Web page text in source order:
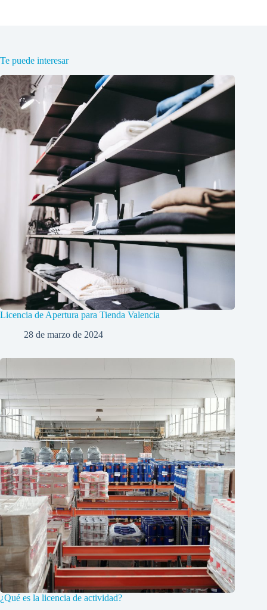
Te puede interesar
Licencia de Apertura para Tienda Valencia
28 de marzo de 2024
¿Qué es la licencia de actividad?